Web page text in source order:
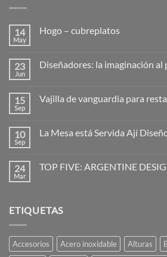
14
May
Hogo – cubreplatos
en
23
Jun
Diseñadores: la imaginación al
en
al
poder
15
Sep
Vajilla de vanguardia para
en
para
restaurantes
10
Sep
La Mesa está Servida Ají
en
Ají
Diseño
24
Mar
TOP FIVE: ARGENTINE
TOP
ETIQUETAS
Accesorios Acero inoxidable Alturas